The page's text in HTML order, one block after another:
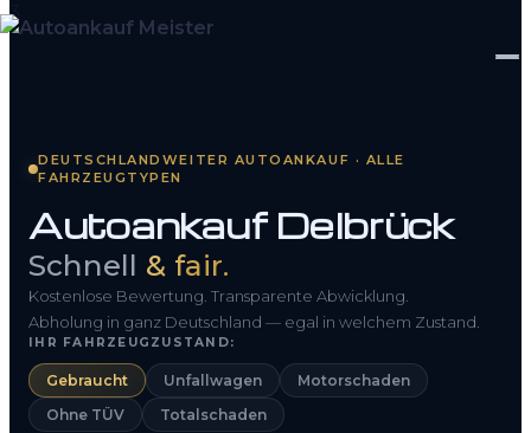
So funktioniert’s
Kontakt
FAQ
0800 1553 5546
DEUTSCHLANDWEITER AUTOANKAUF · ALLE
FAHRZEUGTYPEN
Autoankauf Delbrück
Schnell & fair.
Kostenlose Bewertung. Transparente Abwicklung.
Abholung in ganz Deutschland — egal in welchem Zustand.
IHR FAHRZEUGZUSTAND:
Gebraucht Unfallwagen
Motorschaden
Ohne TÜV
Totalschaden